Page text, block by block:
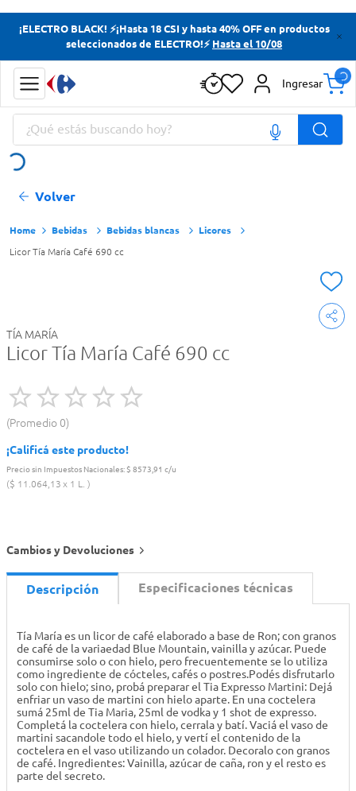
¡ELECTRO BLACK! ⚡¡Hasta 18 CSI y hasta 40% OFF en productos
seleccionados de ELECTRO!⚡ Hasta el 10/08
Ingresar
¿Qué estás buscando hoy?
Volver
Bebidas Bebidas blancas Licores
Licor Tía María Café 690 cc
TÍA MARÍA
Licor Tía María Café 690 cc
Promedio 0
¡Calificá este producto!
Precio sin Impuestos Nacionales:$ 8573,91 c/u
$ 11 .064,13 1 L.
Cambios y Devoluciones
Descripción Especificaciones técnicas
Tía María es un licor de café elaborado a base de Ron; con granos
de café de la variaedad Blue Mountain, vainilla y azúcar. Puede
consumirse solo o con hielo, pero frecuentemente se lo utiliza
como ingrediente de cócteles, cafés o postres.Podés disfrutarlo
solo con hielo; sino, probá preparar el Tia Expresso Martini: Dejá
enfriar un vaso de martini con hielo aparte. En una coctelera
sumá 25ml de Tia Maria, 25ml de vodka y 1 shot de expresso.
Completá la coctelera con hielo, cerrala y batí. Vaciá el vaso de
martini sacandole todo el hielo, y vertí el contenido de la
coctelera en el vaso utilizando un colador. Decoralo con granos
de café. Ingredientes: Vainilla, azúcar de caña, ron y el resto es
parte del secreto.
Términos más buscados
Yerba
Cerveza
Doves
Términos más buscados
Cerveza
Doves
Papas Fritas